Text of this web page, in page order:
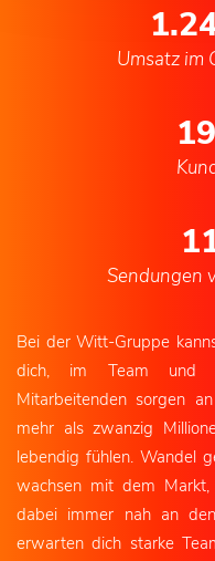
Umsatz im
Sendungen
Bei der Witt-Gruppe
dich, im Team und
Mitarbeitenden sorgen
mehr als zwanzig
lebendig fühlen. Wandel
wachsen mit dem
dabei immer nah an
erwarten dich starke